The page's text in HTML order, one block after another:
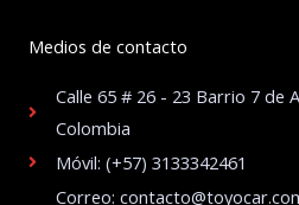
Medios de contacto
Calle 65 # 26 - 23 Barrio 7 de
Colombia
Móvil: (+57) 3133342461
Correo: